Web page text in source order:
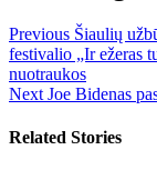
Previous Šiaulių
festivalio „Ir ežeras
nuotraukos
Next Joe Bidenas
Related Stories